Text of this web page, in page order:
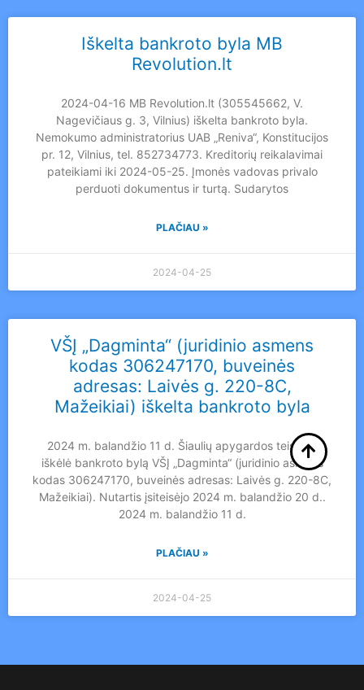
Iškelta bankroto byla MB
Revolution.lt
2024-04-16 MB Revolution.lt (305545662, V.
Nagevičiaus g. 3, Vilnius) iškelta bankroto byla.
Nemokumo administratorius UAB „Reniva“, Konstitucijos
pr. 12, Vilnius, tel. 852734773. Kreditorių reikalavimai
pateikiami iki 2024-05-25. Įmonės vadovas privalo
perduoti dokumentus ir turtą. Sudarytos
PLAČIAU »
2024-04-25
VŠĮ „Dagminta“ (juridinio asmens
kodas 306247170, buveinės
adresas: Laivės g. 220-8C,
Mažeikiai) iškelta bankroto byla
2024 m. balandžio 11 d. Šiaulių apygardos teismas
iškėlė bankroto bylą VŠĮ „Dagminta“ (juridinio asmens
kodas 306247170, buveinės adresas: Laivės g. 220-8C,
Mažeikiai). Nutartis įsiteisėjo 2024 m. balandžio 20 d..
2024 m. balandžio 11 d.
PLAČIAU »
2024-04-25